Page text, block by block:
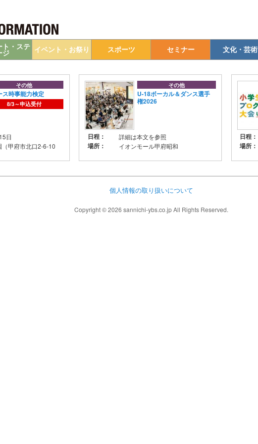
ト・ステ
ジ イベント・お祭り スポーツ セミナー 文化・芸術
その他
ス時事能力検定
8/3～申込受付
日
（甲府市北口2-6-10
その他
U-18ボーカル＆ダンス選手
権2026
日程： 詳細は本文を参照
場所： イオンモール甲府昭和
日程：
場所：
個人情報の取り扱いについて
Copyright © 2026 sannichi-ybs.co.jp All Rights Reserved.